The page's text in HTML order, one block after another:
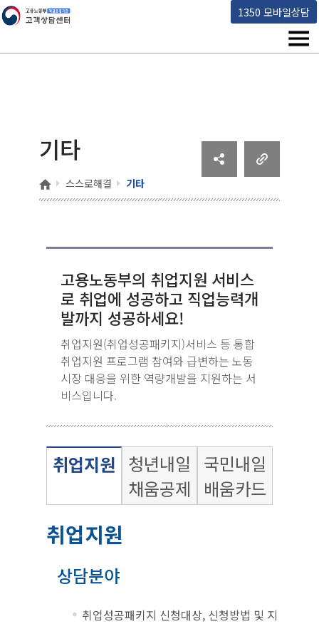
1350 모바일상담
고용노동부 책임운영기관 고객상담센터
메
기타
홈 스스로해결 기타
고용노동부의 취업지원 서비스
로 취업에 성공하고 직업능력개
발까지 성공하세요!
취업지원(취업성공패키지)서비스 등 통합
취업지원 프로그램 참여와 급변하는 노동
시장 대응을 위한 역량개발을 지원하는 서
비스입니다.
취업지원 청년내일
채움공제
국민내일
배움카드
취업지원
상담분야
취업성공패키지 신청대상, 신청방법 및 지